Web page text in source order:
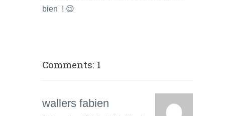
bien ! 😉
Comments: 1
wallers fabien